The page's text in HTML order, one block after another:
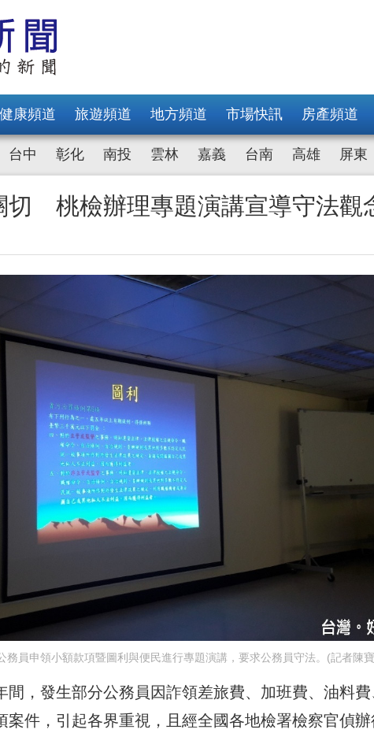
健康頻道 旅遊頻道 地方頻道 市場快訊 房產頻道
台中 彰化 南投 雲林 嘉義 台南 高雄 屏東
切 桃檢辦理專題演講宣導守法觀
務員申領小額款項暨圖利與便民進行專題演講，要求公務員守法。(記者陳
，發生部分公務員因詐領差旅費、加班費、油料費
案件，引起各界重視，且經全國各地檢署檢察官偵